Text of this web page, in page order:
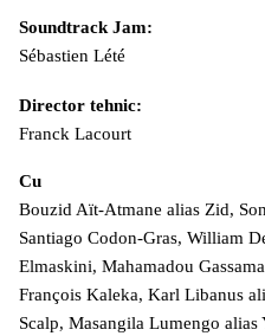
Soundtrack Jam:
Sébastien Lété
Director tehnic:
Franck Lacourt
Cu
Bouzid Aït-Atmane alias Zid,
Santiago Codon-Gras, William
Elmaskini, Mahamadou
François Kaleka, Karl Libanus
Scalp, Masangila Lumengo